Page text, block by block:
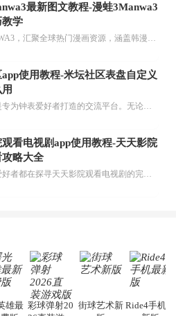
最新图文教程-漫蛙3Manwa3
教学
漫蛙MANWA3，汇聚全球热门漫画资源，涵盖韩漫、欧美漫画、国漫等多种类型，题材丰富多样，全方位满足用户阅读喜好。它不仅是阅读平台，更是创作平台，为广大用户打造零门槛创作环境。...
使用教程-米坛社区表盘自定义
米坛社区是专为钟表爱好者打造的交流平台。无论你是初涉钟表领域的普通爱好者，还是拥有多年收藏经验的资深玩家，都能在此找到属于自己的天地。 无需注册，就能轻松参与其中。通过专业的讨论论坛与丰富的交互功能，你可与世界各地的钟表爱好者畅快交流。若你钟情于钟表，米坛社区无疑是值得一试的理想之选。在这里，你能获取最新的手表资讯，交流见解，提升鉴赏品味，让每一块手表都成为收藏故事中重要的一部分。感兴趣的朋友，不要错过下载机会。...
看电视剧app使用教程-天天影院
略大全
不少影视爱好者都在探寻天天影院观看电视剧的完整方法，结合最新平台使用规则，本篇新手入门攻略全面讲解观看渠道、检索流程、播放设置以及画面模式调整等实用内容。全文适配手机、电脑等主流设备，步骤简洁易懂，无论是初次使用的新手，还是想要优化观影体验的用户，都能参照内容快速上手，熟练掌握平台各项操作技巧，轻松畅享影视内容。...
雄最 彩球弹射20 街球艺术新 Ride4手机最